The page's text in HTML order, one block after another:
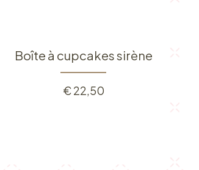
Boîte à cupcakes sirène
€22,50